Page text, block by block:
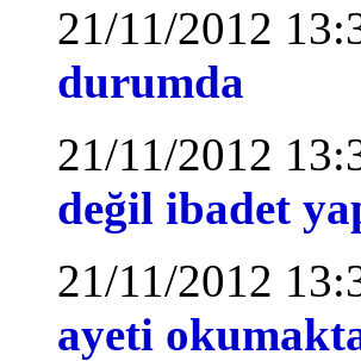
21/11/2012
durumda
21/11/2012
değil ibadet
21/11/2012
ayeti